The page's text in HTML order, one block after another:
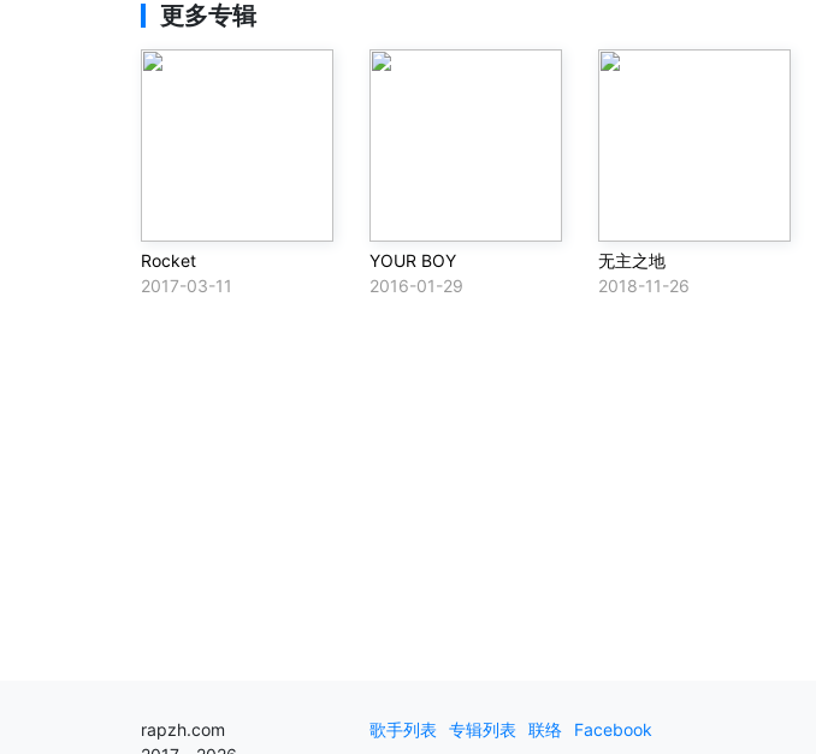
更多专辑
Rocket
2017-03-11
YOUR BOY
2016-01-29
无主之地
2018-11-26
rapzh.com
歌手列表 专辑列表 联络 Facebook